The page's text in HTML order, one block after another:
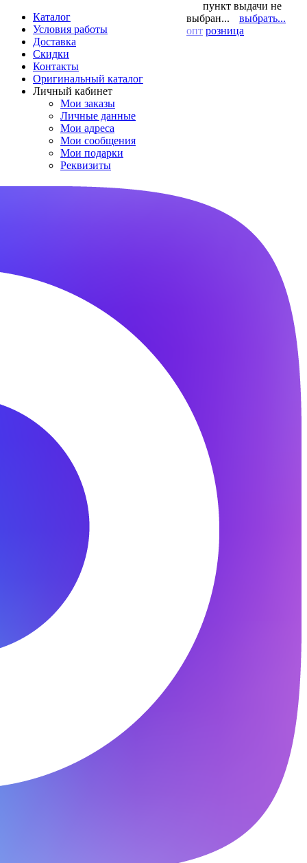
Каталог
Условия работы
Доставка
Скидки
Контакты
Оригинальный каталог
Личный кабинет
Мои заказы
Личные данные
Мои адреса
Мои сообщения
Мои подарки
Реквизиты
пункт выдачи не
выбран...
выбрать...
опт розница